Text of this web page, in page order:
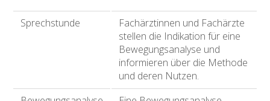
Sprechstunde
Fachärztinnen und Fachärzte
stellen die Indikation für eine
Bewegungsanalyse und
informieren über die Methode
und deren Nutzen.